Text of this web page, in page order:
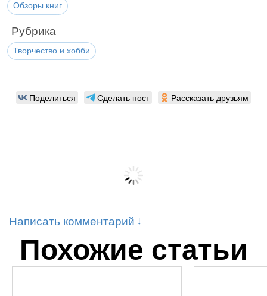
Обзоры книг
Рубрика
Творчество и хобби
Поделиться Сделать пост Рассказать друзьям
Написать комментарий
Похожие статьи